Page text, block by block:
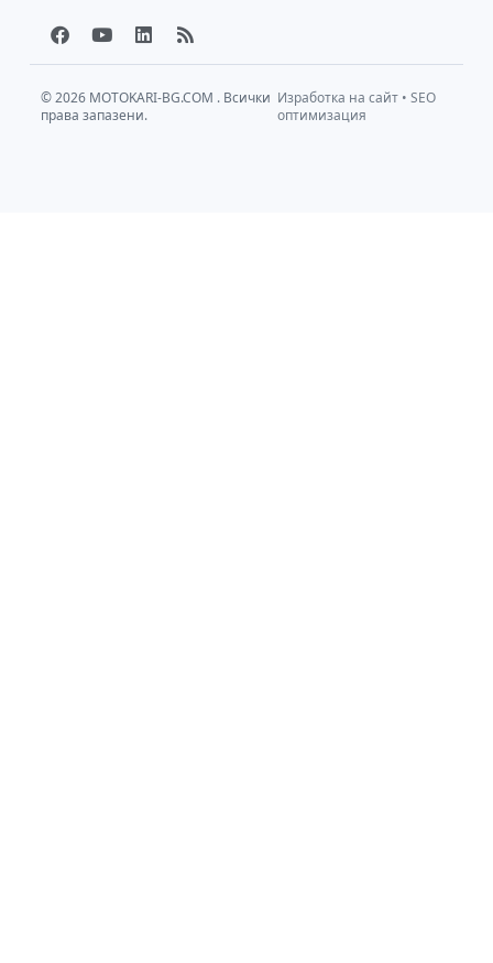
F
a
c
b
o
Y
o
u
u
b
L
i
n
e
d
R
s
s
© 2026 MOTOKARI-BG.COM . Всички
права запазени.
Изработка на сайт •SEO
оптимизация